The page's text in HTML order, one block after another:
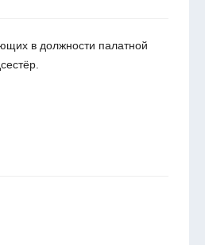
в должности палатной